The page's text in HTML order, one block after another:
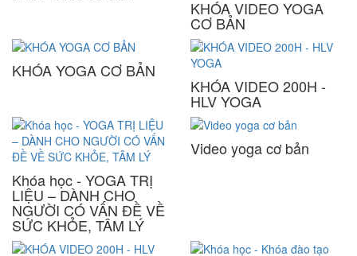
KHÓA VIDEO YOGA
CƠ BẢN
KHÓA YOGA CƠ BẢN
KHÓA VIDEO 200H -
HLV YOGA
Khóa học - YOGA TRỊ
LIỆU – DÀNH CHO
NGƯỜI CÓ VẤN ĐỀ VỀ
SỨC KHỎE, TÂM LÝ
Video yoga cơ bản